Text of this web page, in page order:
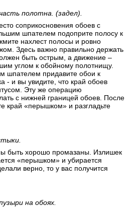
полотна. (задел).
соприкосновения обоев с
шпателем подоприте полосу к
нахлест полосы и ровно
Здесь важно правильно держать
быть острым, а движение –
углом к обойному полотнищу.
шпателем придавите обои к
- и вы увидите, что край обоев
Эту же операцию
с нижней границей обоев. После
край «перышком» и разгладьте
быть хорошо промазаны. Излишек
«перышком» и убирается
верно, то у вас получится
на обоях.